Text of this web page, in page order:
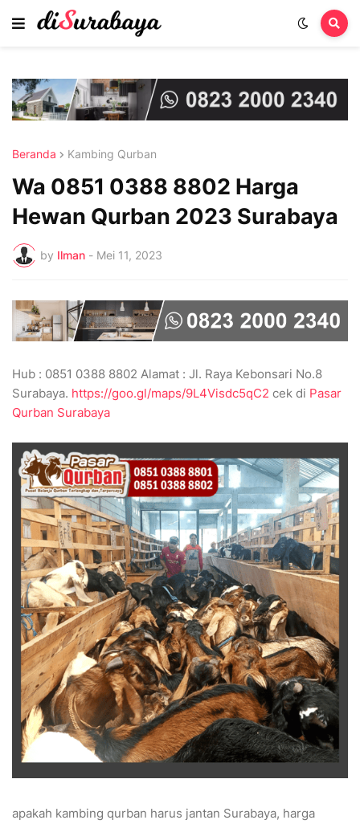
Beranda Kambing Qurban
Wa 0851 0388 8802 Harga
Hewan Qurban 2023 Surabaya
by Ilman - Mei 11, 2023
Hub : 0851 0388 8802 Alamat : Jl. Raya Kebonsari No.8
Surabaya. https://goo.gl/maps/9L4Visdc5qC2 cek di Pasar
Qurban Surabaya
apakah kambing qurban harus jantan Surabaya, harga